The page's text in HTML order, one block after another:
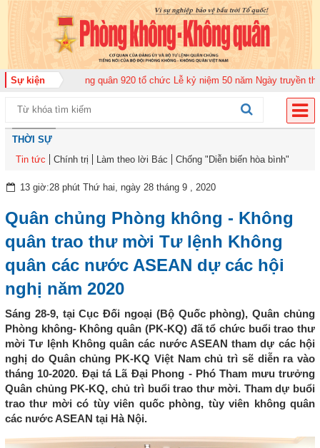
Sự kiện
đoàn Không quân 920 tổ chức Lễ kỷ niệm 50 năm Ngày truyền thống
THỜI SỰ
Tin tức
Chính trị Làm theo lời Bác Chống "Diễn biến hòa bình"
13 giờ:28 phút Thứ hai, ngày 28 tháng 9 , 2020
Quân chủng Phòng không - Không
quân trao thư mời Tư lệnh Không
quân các nước ASEAN dự các hội
nghị năm 2020
Sáng 28-9, tại Cục Đối ngoại (Bộ Quốc phòng), Quân chủng
Phòng không- Không quân (PK-KQ) đã tổ chức buổi trao thư
mời Tư lệnh Không quân các nước ASEAN tham dự các hội
nghị do Quân chủng PK-KQ Việt Nam chủ trì sẽ diễn ra vào
tháng 10-2020. Đại tá Lã Đại Phong - Phó Tham mưu trưởng
Quân chủng PK-KQ, chủ trì buổi trao thư mời. Tham dự buổi
trao thư mời có tùy viên quốc phòng, tùy viên không quân
các nước ASEAN tại Hà Nội.